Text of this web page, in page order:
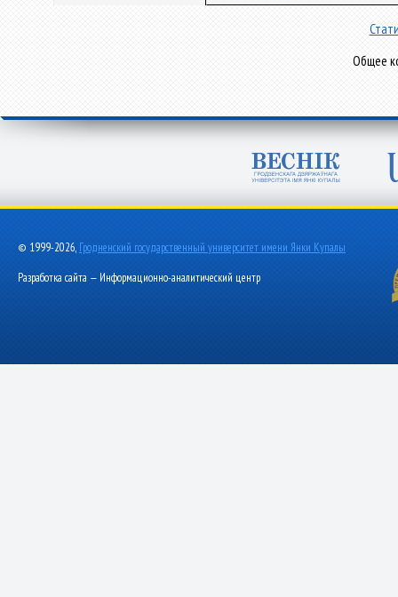
Общее
© 1999-2026, Гродненский государственный университет имени Янки Купалы
Разработка сайта — Информационно-аналитический центр